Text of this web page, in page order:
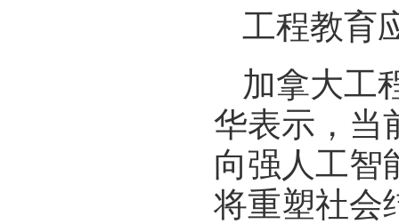
工程教育
加拿大工
华表示，当
向强人工智
将重塑社会